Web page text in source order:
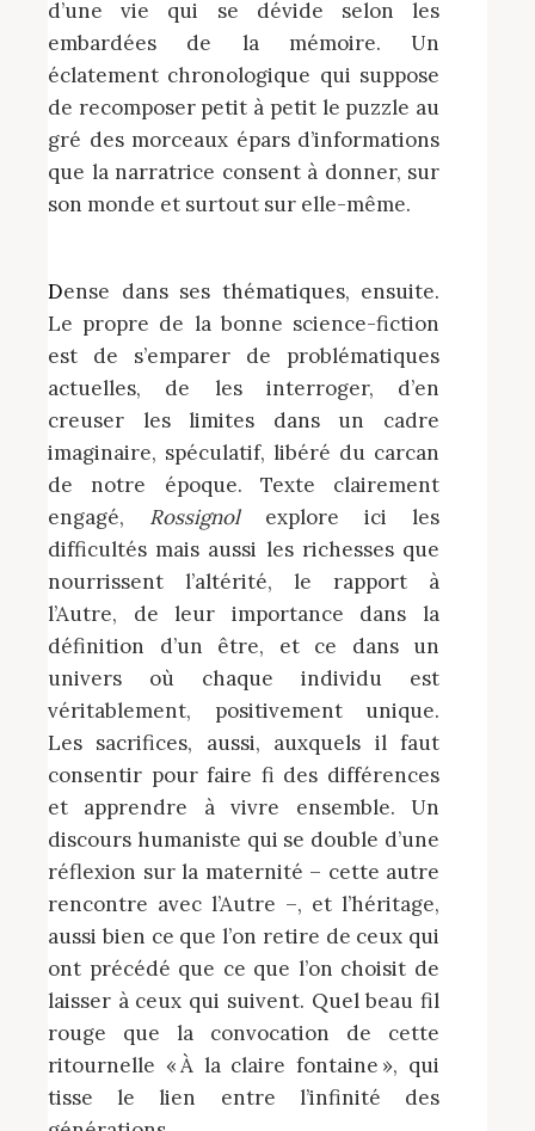
d’une vie qui se dévide selon les
embardées de la mémoire. Un
éclatement chronologique qui suppose
de recomposer petit à petit le puzzle au
gré des morceaux épars d’informations
que la narratrice consent à donner, sur
son monde et surtout sur elle-même.
Dense dans ses thématiques, ensuite.
Le propre de la bonne science-fiction
est de s’emparer de problématiques
actuelles, de les interroger, d’en
creuser les limites dans un cadre
imaginaire, spéculatif, libéré du carcan
de notre époque. Texte clairement
engagé, Rossignolexplore ici les
difficultés mais aussi les richesses que
nourrissent l’altérité, le rapport à
l’Autre, de leur importance dans la
définition d’un être, et ce dans un
univers où chaque individu est
véritablement, positivement unique.
Les sacrifices, aussi, auxquels il faut
consentir pour faire fi des différences
et apprendre à vivre ensemble. Un
discours humaniste qui se double d’une
réflexion sur la maternité – cette autre
rencontre avec l’Autre –, et l’héritage,
aussi bien ce que l’on retire de ceux qui
ont précédé que ce que l’on choisit de
laisser à ceux qui suivent. Quel beau fil
rouge que la convocation de cette
ritournelle « À la claire fontaine », qui
tisse le lien entre l’infinité des